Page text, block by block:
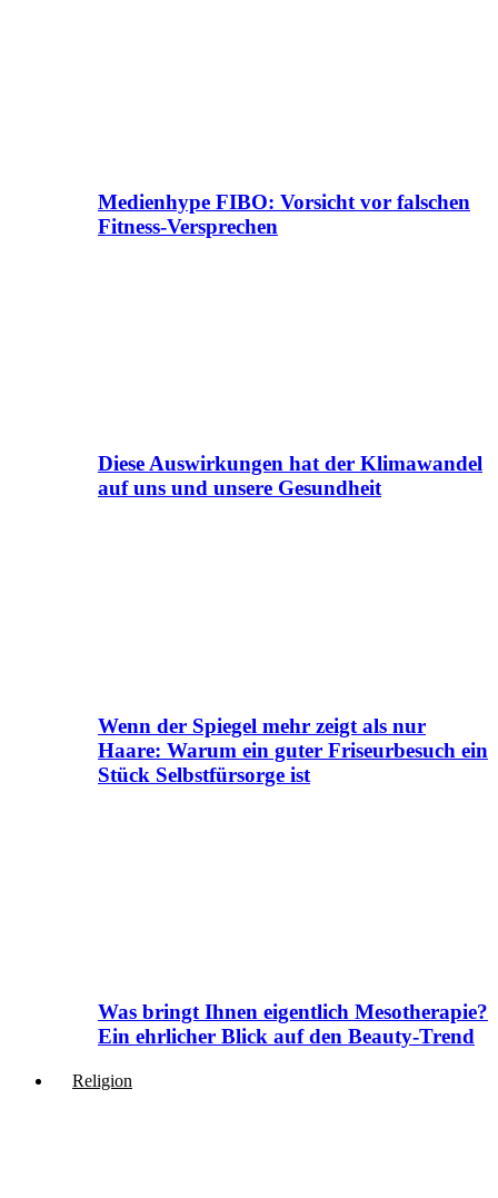
Medienhype FIBO: Vorsicht vor falschen
Fitness-Versprechen
Diese Auswirkungen hat der Klimawandel
auf uns und unsere Gesundheit
Wenn der Spiegel mehr zeigt als nur
Haare: Warum ein guter Friseurbesuch ein
Stück Selbstfürsorge ist
Was bringt Ihnen eigentlich Mesotherapie?
Ein ehrlicher Blick auf den Beauty-Trend
Religion